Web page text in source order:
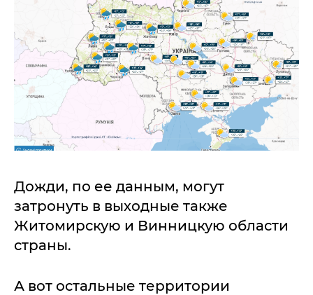
Дожди, по ее данным, могут
затронуть в выходные также
Житомирскую и Винницкую области
страны.
А вот остальные территории